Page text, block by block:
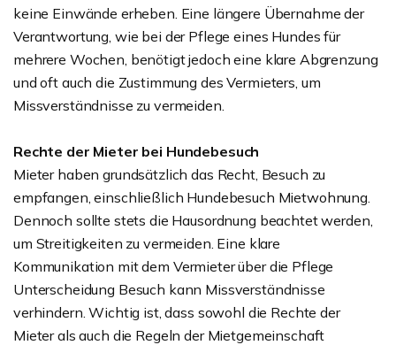
keine Einwände erheben. Eine längere Übernahme der
Verantwortung, wie bei der Pflege eines Hundes für
mehrere Wochen, benötigt jedoch eine klare Abgrenzung
und oft auch die Zustimmung des Vermieters, um
Missverständnisse zu vermeiden.
Rechte der Mieter bei Hundebesuch
Mieter haben grundsätzlich das Recht, Besuch zu
empfangen, einschließlich Hundebesuch Mietwohnung.
Dennoch sollte stets die Hausordnung beachtet werden,
um Streitigkeiten zu vermeiden. Eine klare
Kommunikation mit dem Vermieter über die Pflege
Unterscheidung Besuch kann Missverständnisse
verhindern. Wichtig ist, dass sowohl die Rechte der
Mieter als auch die Regeln der Mietgemeinschaft